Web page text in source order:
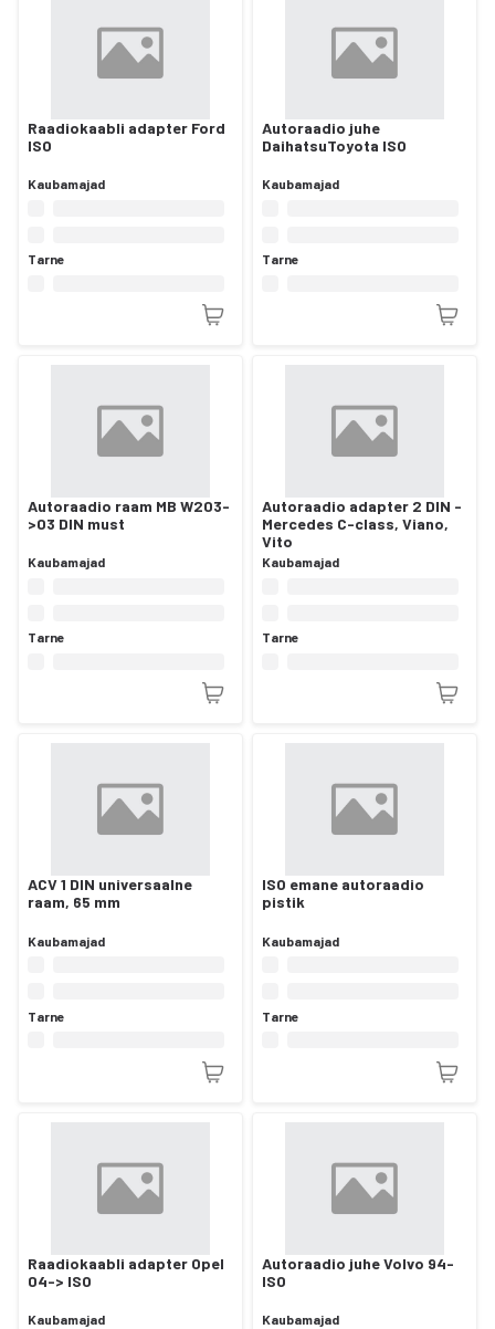
Raadiokaabli adapter Ford
ISO
Kaubamajad
Tarne
Autoraadio juhe
DaihatsuToyota ISO
Kaubamajad
Tarne
Autoraadio raam MB W203-
>03 DIN must
Kaubamajad
Tarne
Autoraadio adapter 2 DIN -
Mercedes C-class, Viano,
Vito
Kaubamajad
Tarne
ACV 1 DIN universaalne
raam, 65 mm
Kaubamajad
Tarne
ISO emane autoraadio
pistik
Kaubamajad
Tarne
Raadiokaabli adapter Opel
04-> ISO
Kaubamajad
Autoraadio juhe Volvo 94-
ISO
Kaubamajad